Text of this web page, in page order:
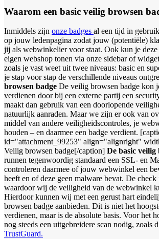
Waarom een basic veilig browsen
Inmiddels zijn onze badges al een tijd in
op jouw ledenpagina zodat jouw (potentiële)
jij als webwinkelier voor staat. Ook kun je
eigen webshop tonen via onze sidebar of
zoals je vast weet uit twee niveaus: basic en
je stap voor stap de verschillende niveaus
browsen badge De veilig browsen badge kon
verdienen door bij een externe partij een
maakt dan gebruik van een doorlopende
natuurlijk aanraden. Maar we zijn er ook van
middel van andere veiligheidscontroles, je
houden – en daarmee een badge verdient.
id="attachment_99253" align="alignright"
Veilig browsen badge[/caption] De basic veilig
runnen tegenwoordig standaard een SSL- en
controleren daarmee of jouw webwinkel een
heeft en of deze geen malware bevat. De
waardoor wij de veiligheid van de webwinkel
Hierdoor kunnen wij met een gerust hart
browsen badge aanbieden. Dit is niet het
verdienen, maar is de absolute basis. Voor het
nog steeds een uitgebreidere scan nodig, zoals
TrustGuard.